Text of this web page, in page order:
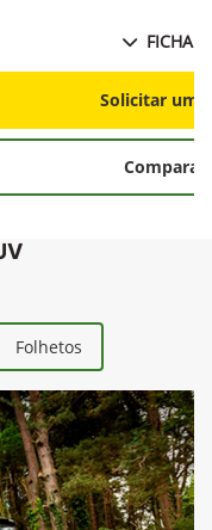
FICHA
Solicitar
Comparar
Folhetos